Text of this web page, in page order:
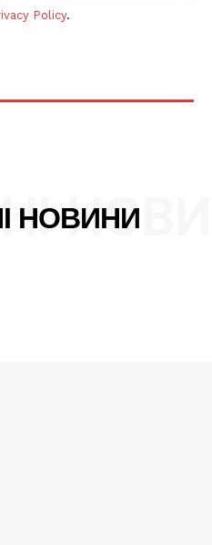
Policy.
НОВИНИ